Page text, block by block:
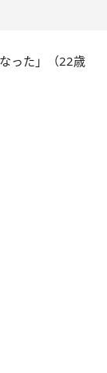
った」（22歳